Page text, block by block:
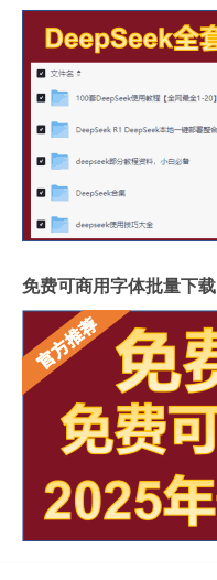
免费可商用字体批量下载